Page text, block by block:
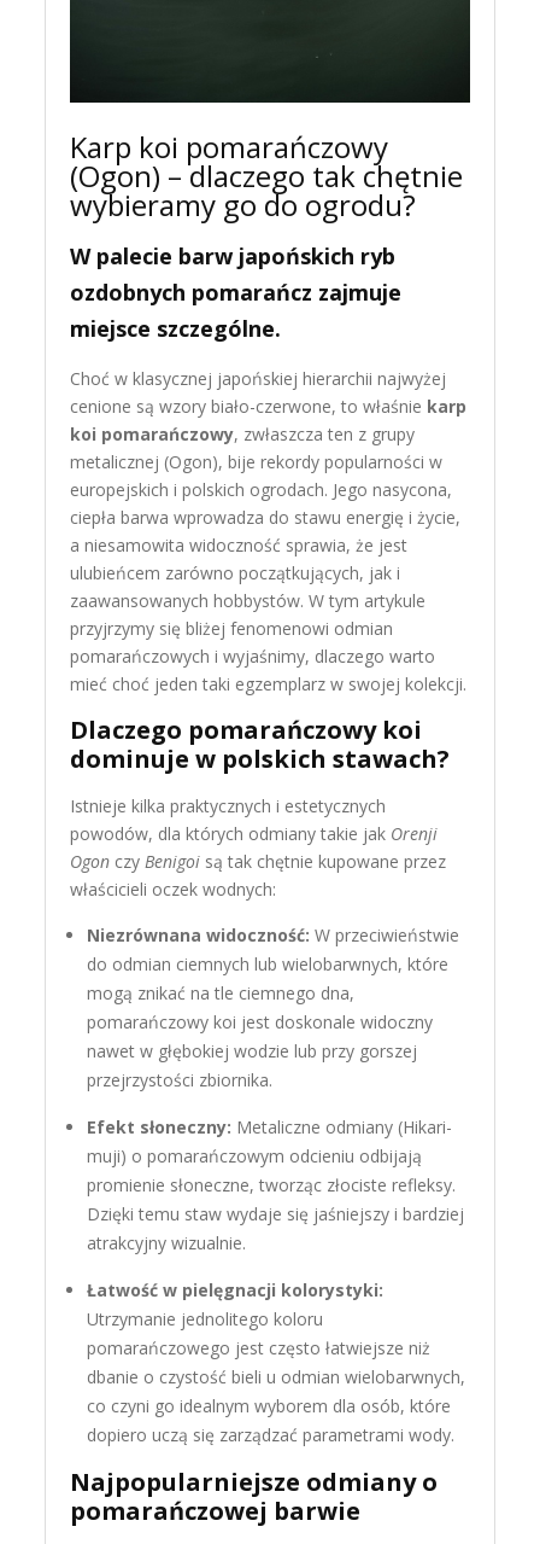
Karp koi pomarańczowy
(Ogon) – dlaczego tak chętnie
wybieramy go do ogrodu?
W palecie barw japońskich ryb
ozdobnych pomarańcz zajmuje
miejsce szczególne.
Choć w klasycznej japońskiej hierarchii najwyżej
cenione są wzory biało-czerwone, to właśnie karp
koi pomarańczowy, zwłaszcza ten z grupy
metalicznej (Ogon), bije rekordy popularności w
europejskich i polskich ogrodach. Jego nasycona,
ciepła barwa wprowadza do stawu energię i życie,
a niesamowita widoczność sprawia, że jest
ulubieńcem zarówno początkujących, jak i
zaawansowanych hobbystów. W tym artykule
przyjrzymy się bliżej fenomenowi odmian
pomarańczowych i wyjaśnimy, dlaczego warto
mieć choć jeden taki egzemplarz w swojej kolekcji.
Dlaczego pomarańczowy koi
dominuje w polskich stawach?
Istnieje kilka praktycznych i estetycznych
powodów, dla których odmiany takie jak Orenji
Ogon czy Benigoi są tak chętnie kupowane przez
właścicieli oczek wodnych:
Niezrównana widoczność: W przeciwieństwie
do odmian ciemnych lub wielobarwnych, które
mogą znikać na tle ciemnego dna,
pomarańczowy koi jest doskonale widoczny
nawet w głębokiej wodzie lub przy gorszej
przejrzystości zbiornika.
Efekt słoneczny: Metaliczne odmiany (Hikari-
muji) o pomarańczowym odcieniu odbijają
promienie słoneczne, tworząc złociste refleksy.
Dzięki temu staw wydaje się jaśniejszy i bardziej
atrakcyjny wizualnie.
Łatwość w pielęgnacji kolorystyki:
Utrzymanie jednolitego koloru
pomarańczowego jest często łatwiejsze niż
dbanie o czystość bieli u odmian wielobarwnych,
co czyni go idealnym wyborem dla osób, które
dopiero uczą się zarządzać parametrami wody.
Najpopularniejsze odmiany o
pomarańczowej barwie